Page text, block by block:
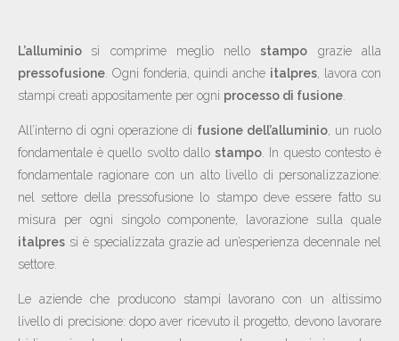
L’alluminio si comprime meglio nellostampo grazie alla
pressofusione . Ogni fonderia, quindi anche italpres , lavora con
stampi creati appositamente per ogni processo di fusione
All’interno di ogni operazione di fusione dell’alluminio , un ruolo
fondamentale è quello svolto dallostampo . In questo contesto è
fondamentale ragionare con un alto livello di personalizzazione:
nel settore della pressofusione lo stampo deve essere fatto su
misura per ogni singolo componente, lavorazione sulla quale
italpres si è specializzata grazie ad un’esperienza decennale nel
settore.
Le aziende che producono stampi lavorano con un altissimo
livello di precisione: dopo aver ricevuto il progetto, devono lavorare